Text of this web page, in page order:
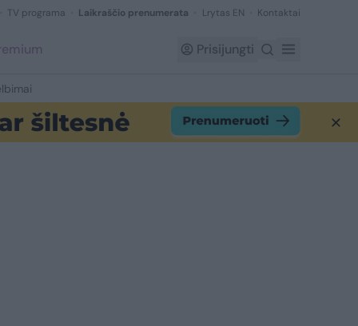
TV programa Laikraščio prenumerata Lrytas EN Kontaktai
Prisijungti